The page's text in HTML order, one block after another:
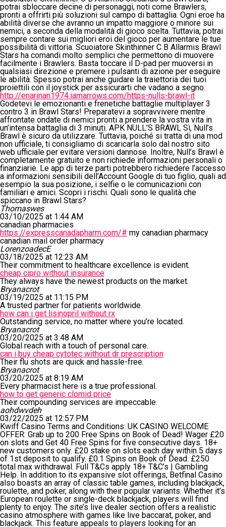
potrai sbloccare decine di personaggi, noti come Brawlers,
pronti a offrirti più soluzioni sul campo di battaglia. Ogni eroe ha
abilità diverse che avranno un impatto maggiore o minore sui
nemici, a seconda della modalità di gioco scelta. Tuttavia, potrai
sempre contare sui migliori eroi del gioco per aumentare le tue
possibilità di vittoria. Scuoiatore Skinthinner C B Allarmis Brawl
Stars ha comandi molto semplici che permettono di muovere
facilmente i Brawlers. Basta toccare il D-pad per muoversi in
qualsiasi direzione e premere i pulsanti di azione per eseguire
le abilità. Spesso potrai anche guidare la traiettoria dei tuoi
proiettili con il joystick per assicurarti che vadano a segno.
http://enarinan1974.iamarrows.com/https-nulls-brawl-it
Godetevi le emozionanti e frenetiche battaglie multiplayer 3
contro 3 in Brawl Stars! Preparatevi a sopravvivere mentre
affrontate ondate di nemici pronti a prendere la vostra vita in
un’intensa battaglia di 3 minuti. APK NULL’S BRAWL Sì, Null’s
Brawl è sicuro da utilizzare. Tuttavia, poiché si tratta di una mod
non ufficiale, ti consigliamo di scaricarla solo dal nostro sito
web ufficiale per evitare versioni dannose. Inoltre, Null’s Brawl è
completamente gratuito e non richiede informazioni personali o
finanziarie. Le app di terze parti potrebbero richiedere l’accesso
a informazioni sensibili dell’Account Google di tuo figlio, quali ad
esempio la sua posizione, i selfie o le comunicazioni con
familiari e amici. Scopri i rischi. Quali sono le qualità che
spiccano in Brawl Stars?
Thomaswes
03/10/2025 at 1:44 AM
canadian pharmacies
https://expresscanadapharm.com/# my canadian pharmacy
canadian mail order pharmacy
LorenzoadecE
03/18/2025 at 12:23 AM
Their commitment to healthcare excellence is evident.
cheap cipro without insurance
They always have the newest products on the market.
Bryanacrot
03/19/2025 at 11:15 PM
A trusted partner for patients worldwide.
how can i get lisinopril without rx
Outstanding service, no matter where you’re located.
Bryanacrot
03/20/2025 at 3:48 AM
Global reach with a touch of personal care.
can i buy cheap cytotec without dr prescription
Their flu shots are quick and hassle-free.
Bryanacrot
03/20/2025 at 8:19 AM
Every pharmacist here is a true professional.
how to get generic clomid price
Their compounding services are impeccable.
aohdwvdeh
03/22/2025 at 12:57 PM
Kwiff Casino Terms and Conditions: UK CASINO WELCOME
OFFER: Grab up to 200 Free Spins on Book of Dead! Wager £20
on slots and Get 40 Free Spins for five consecutive days. 18+
new customers only. £20 stake on slots each day within 5 days
of 1st deposit to qualify. £0.1 Spins on Book of Dead. £250
total max withdrawal. Full T&Cs apply 18+ T&C’s | Gambling
Help. In addition to its expansive slot offerings, Betfinal Casino
also boasts an array of classic table games, including blackjack,
roulette, and poker, along with their popular variants. Whether it’s
European roulette or single-deck blackjack, players will find
plenty to enjoy. The site’s live dealer section offers a realistic
casino atmosphere with games like live baccarat, poker, and
blackjack. This feature appeals to players looking for an